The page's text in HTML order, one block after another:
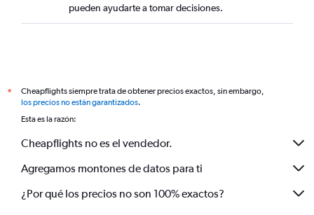
pueden ayudarte a tomar decisiones.
*
Cheapflights siempre trata de obtener precios exactos, sin embargo,
los precios no están garantizados.
Esta es la razón:
Cheapflights no es el vendedor.
Agregamos montones de datos para ti
¿Por qué los precios no son 100% exactos?